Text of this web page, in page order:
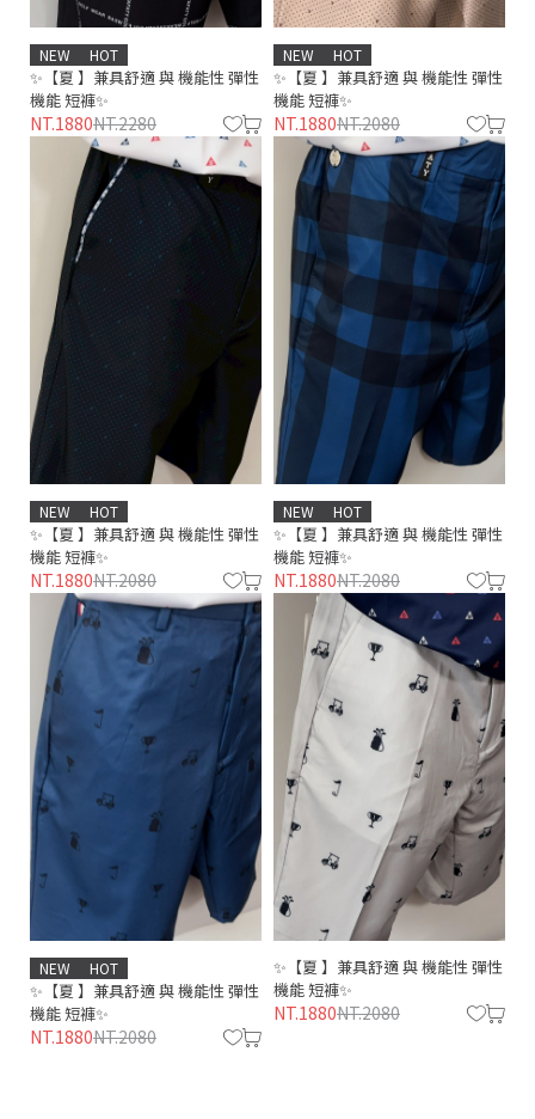
✨【夏 】兼具舒適 與 機能性 彈性
機能 短褲✨
NEW HOT
NT.1880NT.2280
✨【夏 】兼具舒適 與 機能性 彈性
機能 短褲✨
NEW HOT
NT.1880NT.2080
✨【夏 】兼具舒適 與 機能性 彈性
機能 短褲✨
NEW HOT
NT.1880NT.2080
✨【夏 】兼具舒適 與 機能性 彈性
機能 短褲✨
NEW HOT
NT.1880NT.2080
✨【夏 】兼具舒適 與 機能性 彈性
機能 短褲✨
NEW HOT
NT.1880NT.2080
✨【夏 】兼具舒適 與 機能性 彈性
機能 短褲✨
NT.1880NT.2080